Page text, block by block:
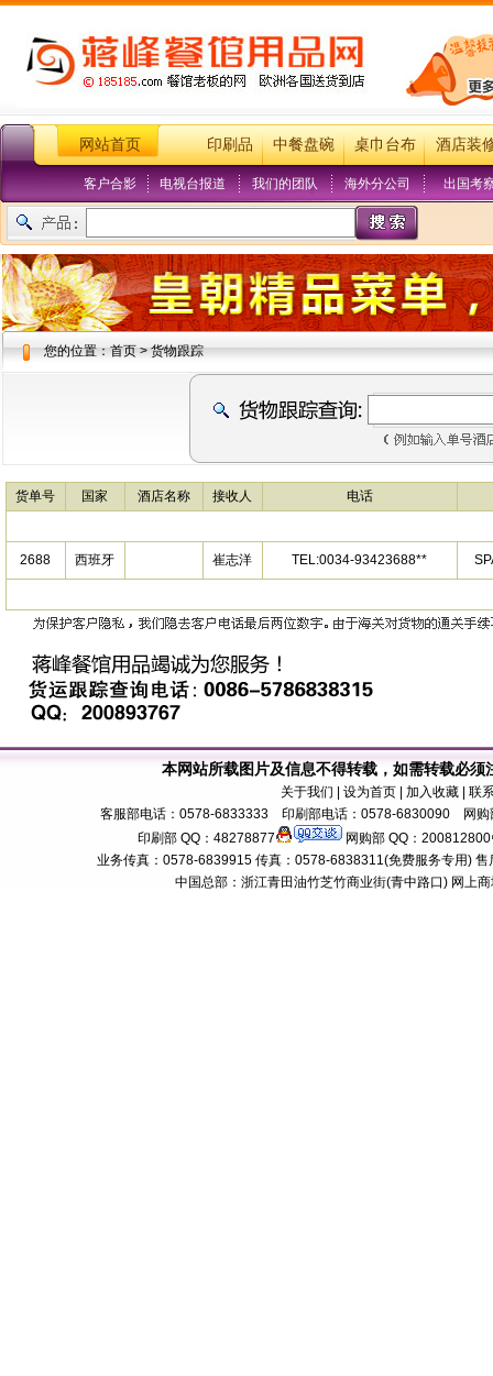
网站首页 印刷品 中餐盘碗 桌巾台布 酒店装
客户合影 电视台报道 我们的团队 海外分公司 出国考
您的位置：首页 > 货物跟踪
货单号 国家 酒店名称 接收人 电话
2688 西班牙 崔志洋 TEL:0034-93423688**
本网站所载图片及信息不得转载，如需转载必
关于我们
| 设为首页 | 加入收藏 |
客服部电话：0578-6833333 印刷部电话：0578-6830090 网
印刷部 QQ：48278877
网购部 QQ：200812800
业务传真：0578-6839915 传真：0578-6838311(免费服务专用)
中国总部：浙江青田油竹芝竹商业街(青中路口) 网上